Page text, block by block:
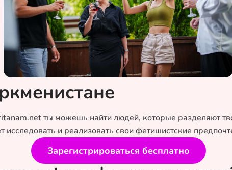
ты можешь найти людей, которые разделяют
и реализовать свои фетишистские
Зарегистрироваться бесплатно